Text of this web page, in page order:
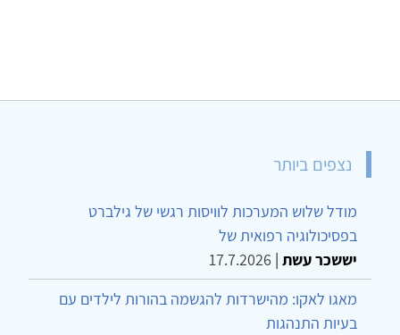
נצפים ביותר
מודל שלוש המערכות לוויסות רגשי של גילברט
בפסיכולוגיה רפואית של
יששכר עשת |
17.7.2026
מאגו לאקו: מהישרדות להגשמה בהורות לילדים עם
בעיות התנהגות